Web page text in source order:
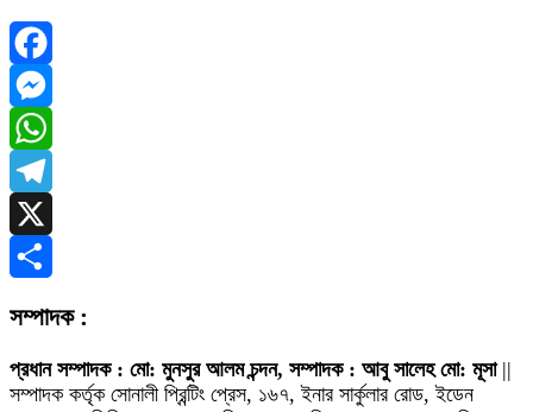
Facebook
Messenger
WhatsApp
Telegram
X
সম্পাদক :
প্রধান সম্পাদক : মো: মুনসুর আলম চন্দন, সম্পাদক : আবু সালেহ মো: মূসা||
সম্পাদক কর্তৃক সোনালী প্রিন্টিং প্রেস, ১৬৭, ইনার সার্কুলার রোড, ইডেন